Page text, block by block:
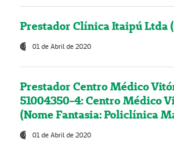
Prestador Clínica Itaipú Ltda
01 de Abril de 2020
Prestador Centro Médico
51004350-4: Centro Médico
(Nome Fantasia: Policlínica
01 de Abril de 2020